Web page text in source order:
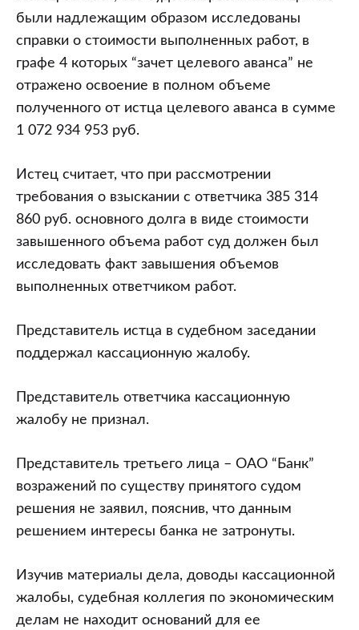
были надлежащим образом исследованы
справки о стоимости выполненных работ, в
графе 4 которых “зачет целевого аванса” не
отражено освоение в полном объеме
полученного от истца целевого аванса в сумме
1 072 934 953 руб.
Истец считает, что при рассмотрении
требования о взыскании с ответчика 385 314
860 руб. основного долга в виде стоимости
завышенного объема работ суд должен был
исследовать факт завышения объемов
выполненных ответчиком работ.
Представитель истца в судебном заседании
поддержал кассационную жалобу.
Представитель ответчика кассационную
жалобу не признал.
Представитель третьего лица – ОАО “Банк”
возражений по существу принятого судом
решения не заявил, пояснив, что данным
решением интересы банка не затронуты.
Изучив материалы дела, доводы кассационной
жалобы, судебная коллегия по экономическим
делам не находит оснований для ее